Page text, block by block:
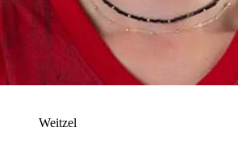
Weitzel